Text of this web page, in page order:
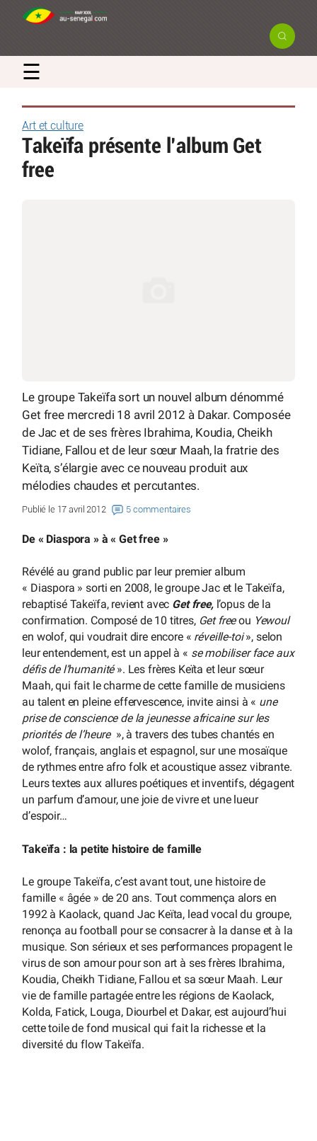
☰
Art et culture
Takeïfa présente l’album Get
free
Le groupe Takeïfa sort un nouvel album dénommé
Get free mercredi 18 avril 2012 à Dakar. Composée
de Jac et de ses frères Ibrahima, Koudia, Cheikh
Tidiane, Fallou et de leur sœur Maah, la fratrie des
Keïta, s’élargie avec ce nouveau produit aux
mélodies chaudes et percutantes.
Publié le 17 avril 2012 5 commentaires
De « Diaspora » à « Get free »
Révélé au grand public par leur premier album
« Diaspora » sorti en 2008, le groupe Jac et le Takeïfa,
rebaptisé Takeïfa, revient avec Get free, l’opus de la
confirmation. Composé de 10 titres, Get freeou Yewoul
en wolof, qui voudrait dire encore « réveille-toi», selon
leur entendement, est un appel à « se mobiliser face aux
défis de l’humanité». Les frères Keïta et leur sœur
Maah, qui fait le charme de cette famille de musiciens
au talent en pleine effervescence, invite ainsi à « une
prise de conscience de la jeunesse africaine sur les
priorités de l’heure », à travers des tubes chantés en
wolof, français, anglais et espagnol, sur une mosaïque
de rythmes entre afro folk et acoustique assez vibrante.
Leurs textes aux allures poétiques et inventifs, dégagent
un parfum d’amour, une joie de vivre et une lueur
d’espoir…
Takeïfa : la petite histoire de famille
Le groupe Takeïfa, c’est avant tout, une histoire de
famille « âgée » de 20 ans. Tout commença alors en
1992 à Kaolack, quand Jac Keïta, lead vocal du groupe,
renonça au football pour se consacrer à la danse et à la
musique. Son sérieux et ses performances propagent le
virus de son amour pour son art à ses frères Ibrahima,
Koudia, Cheikh Tidiane, Fallou et sa sœur Maah. Leur
vie de famille partagée entre les régions de Kaolack,
Kolda, Fatick, Louga, Diourbel et Dakar, est aujourd’hui
cette toile de fond musical qui fait la richesse et la
diversité du flow Takeïfa.